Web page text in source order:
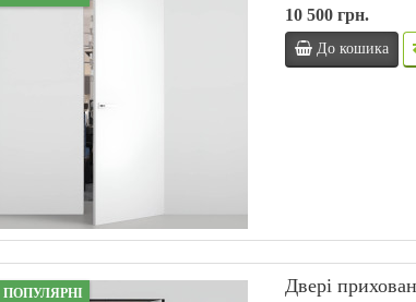
10 500 грн.
До кошика
ПОПУЛЯРНІ Двері